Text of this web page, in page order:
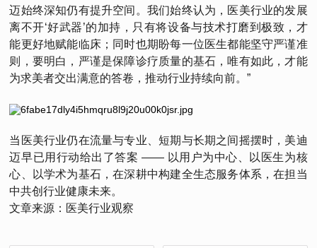
迈始终深知仍有提升空间。我们始终认为，医美行业的发展
离不开‘好武器’的加持，只有将设备与技术打磨到极致，才
能更好地赋能临床；同时也期盼每一位医生都能坚守严谨准
则，要明白，严谨是保障诊疗质量的基石，唯有如此，才能
为求美者交出满意的答卷，推动行业持续向前。”
当医美行业仍在流量与专业、短期与长期之间摇摆时，美迪
迈早已用行动给出了答案 —— 以用户为中心、以医生为核
心、以学术为基石，在深耕中构建全生态服务体系，在担当
中共创行业健康未来。
文章来源：医美行业观察